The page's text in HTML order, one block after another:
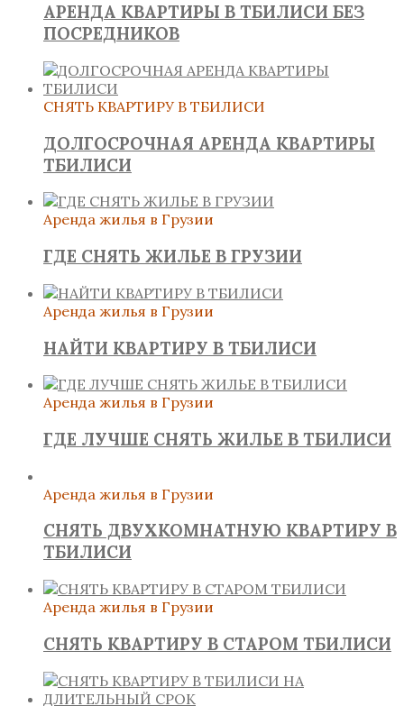
АРЕНДА КВАРТИРЫ В ТБИЛИСИ БЕЗ
ПОСРЕДНИКОВ
СНЯТЬ КВАРТИРУ В ТБИЛИСИ
ДОЛГОСРОЧНАЯ АРЕНДА КВАРТИРЫ
ТБИЛИСИ
Аренда жилья в Грузии
ГДЕ СНЯТЬ ЖИЛЬЕ В ГРУЗИИ
Аренда жилья в Грузии
НАЙТИ КВАРТИРУ В ТБИЛИСИ
Аренда жилья в Грузии
ГДЕ ЛУЧШЕ СНЯТЬ ЖИЛЬЕ В ТБИЛИСИ
Аренда жилья в Грузии
СНЯТЬ ДВУХКОМНАТНУЮ КВАРТИРУ В
ТБИЛИСИ
Аренда жилья в Грузии
СНЯТЬ КВАРТИРУ В СТАРОМ ТБИЛИСИ